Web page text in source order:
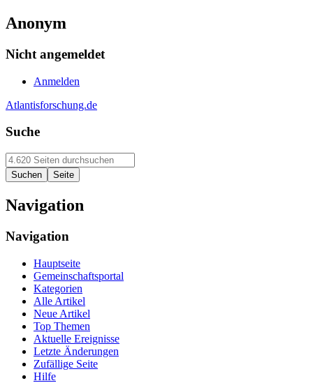
Anonym
Nicht angemeldet
Anmelden
Atlantisforschung.de
Suche
Navigation
Navigation
Hauptseite
Gemeinschaftsportal
Kategorien
Alle Artikel
Neue Artikel
Top Themen
Aktuelle Ereignisse
Letzte Änderungen
Zufällige Seite
Hilfe